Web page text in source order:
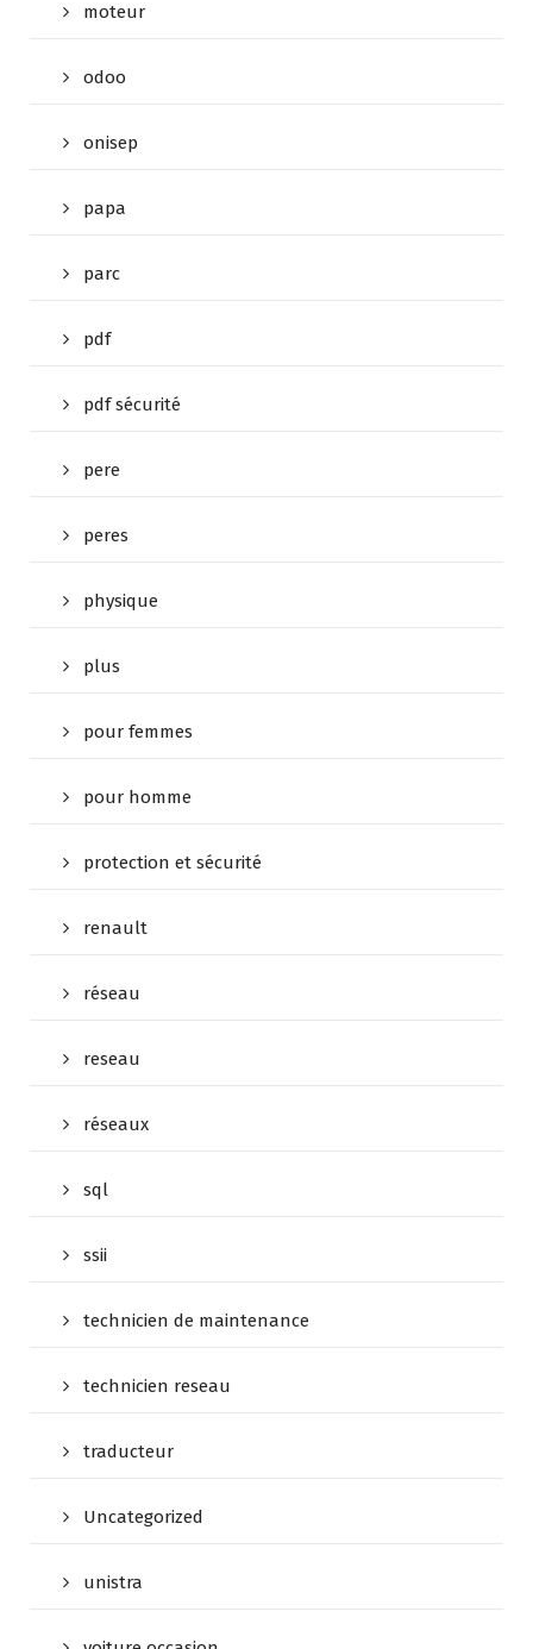
moteur
odoo
onisep
papa
parc
pdf
pdf sécurité
pere
peres
physique
plus
pour femmes
pour homme
protection et sécurité
renault
réseau
reseau
réseaux
sql
ssii
technicien de maintenance
technicien reseau
traducteur
Uncategorized
unistra